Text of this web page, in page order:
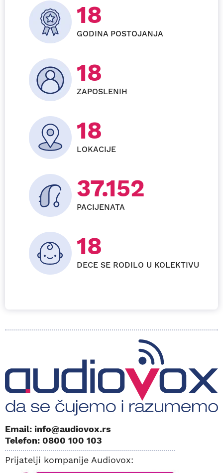
23
GODINA POSTOJANJA
23
ZAPOSLENIH
23
LOKACIJE
47.472
PACIJENATA
23
DECE SE RODILO U KOLEKTIVU
Email: info@audiovox.rs
Telefon: 0800 100 103
Prijatelji kompanije Audiovox: